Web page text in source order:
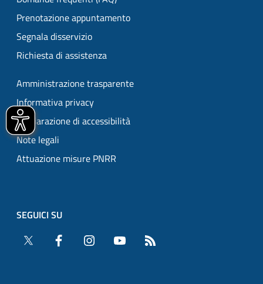
Prenotazione appuntamento
Segnala disservizio
Richiesta di assistenza
Amministrazione trasparente
Informativa privacy
Dichiarazione di accessibilità
Note legali
Attuazione misure PNRR
SEGUICI SU
Twitter
Facebook Instagram YouTube